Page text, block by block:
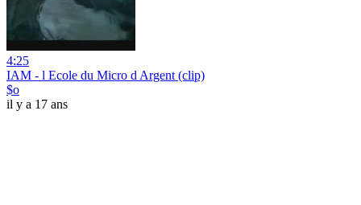
4:25
IAM - l Ecole du Micro d Argent (clip)
$o
il y a 17 ans